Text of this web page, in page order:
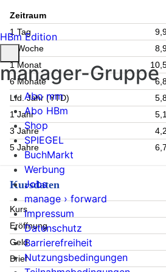
Zeitraum
1 Tag
1 Woche
1 Monat
6 Monate
Lfd. Jahr (YTD)
1 Jahr
3 Jahre
5 Jahre
Kursdaten
Kurs
Eröffnung
Geld
Brief
HBm Edition
manager-Gruppe
Abo mm
Abo HBm
Shop
SPIEGEL
BuchMarkt
Werbung
Jobs
manage › forward
Impressum
Datenschutz
Barrierefreiheit
Nutzungsbedingungen